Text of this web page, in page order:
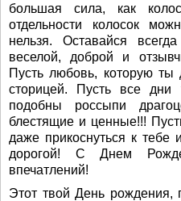
большая сила, как
отдельности колосок
нельзя. Оставайся
веселой, доброй и
Пусть любовь, которую
сторицей. Пусть все дни
подобны россыпи
блестящие и ценные!!!
даже прикоснуться к тебе
дорогой! С Днем
впечатлений!
Этот твой День рождения,